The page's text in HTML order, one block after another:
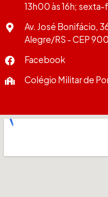
13h00 às 16h; sexta-
Av. José Bonifácio,
Alegre/RS - CEP
Facebook
Colégio Militar de